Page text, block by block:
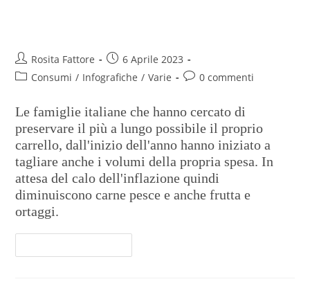
Rosita Fattore
6 Aprile 2023
Consumi / Infografiche / Varie 0 commenti
Le famiglie italiane che hanno cercato di
preservare il più a lungo possibile il proprio
carrello, dall'inizio dell'anno hanno iniziato a
tagliare anche i volumi della propria spesa. In
attesa del calo dell'inflazione quindi
diminuiscono carne pesce e anche frutta e
ortaggi.